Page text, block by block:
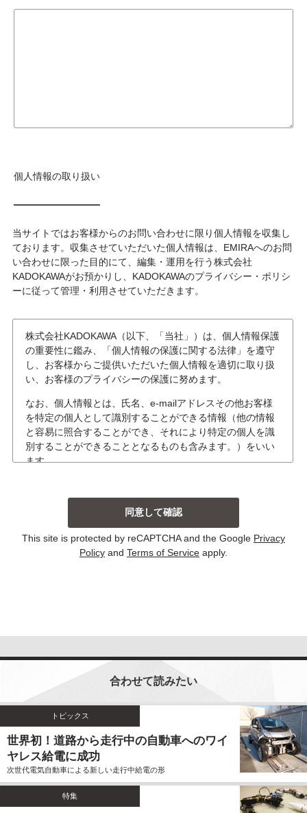
個人情報の取り扱い
当サイトではお客様からのお問い合わせに限り個人情報を収集し
ております。収集させていただいた個人情報は、EMIRAへのお問
い合わせに限った目的にて、編集・運用を行う株式会社
KADOKAWAがお預かりし、KADOKAWAのプライバシー・ポリシ
ーに従って管理・利用させていただきます。
株式会社KADOKAWA（以下、「当社」）は、個人情報保護
の重要性に鑑み、「個人情報の保護に関する法律」を遵守
し、お客様からご提供いただいた個人情報を適切に取り扱
い、お客様のプライバシーの保護に努めます。
なお、個人情報とは、氏名、e-mailアドレスその他お客様
を特定の個人として識別することができる情報（他の情報
と容易に照合することができ、それにより特定の個人を識
別することができることとなるものも含みます。）をいい
ます。
当社は、主に以下の場合にお客様から個人情報を収集
しております。収集した個人情報の利用目的について
は以下の通りです。その他、個別の利用目的がある場
合には、その都度明示しております。
るために、個人情報を利用する場合がございます。こ
の資料自体は、統計的な資料であり、個人を識別する
ことができる個人情報は含まれません。
てお客様から個人情報を収集することはいたしませ
ん。また、不正な手段により個人情報を収集すること
もいたしません。
お客様よりご提供いただきました個人情報は、法令の
定めのある場合を除いて、お客様の事前のご同意をい
ただくことなく、予め明示した利用目的以外に使用し
ません。
This site is protected by reCAPTCHA and the Google Privacy
Policy and Terms of Service apply.
合わせて読みたい
トピックス
世界初！道路から走行中の自動車へのワイ
ヤレス給電に成功
次世代電気自動車による新しい走行中給電の形
特集